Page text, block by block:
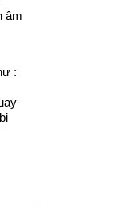
âm
: